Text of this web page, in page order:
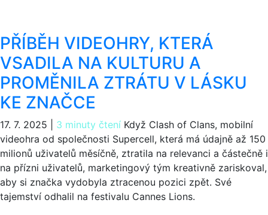
PŘÍBĚH VIDEOHRY, KTERÁ
VSADILA NA KULTURU A
PROMĚNILA ZTRÁTU V LÁSKU
KE ZNAČCE
17. 7. 2025 3 minuty čtení Když Clash of Clans, mobilní
videohra od společnosti Supercell, která má údajně až 150
milionů uživatelů měsíčně, ztratila na relevanci a částečně i
na přízni uživatelů, marketingový tým kreativně zariskoval,
aby si značka vydobyla ztracenou pozici zpět. Své
tajemství odhalil na festivalu Cannes Lions.